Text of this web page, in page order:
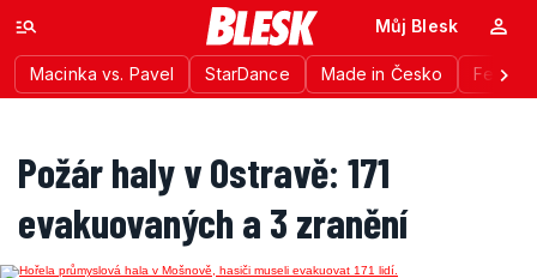
Macinka vs. Pavel StarDance Made in Česko
Můj Blesk
Požár haly v Ostravě: 171
evakuovaných a 3 zranění